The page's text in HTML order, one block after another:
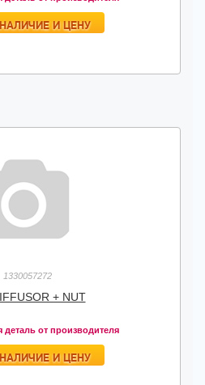
И ЦЕНУ
1330057272
+ NUT
от производителя
И ЦЕНУ